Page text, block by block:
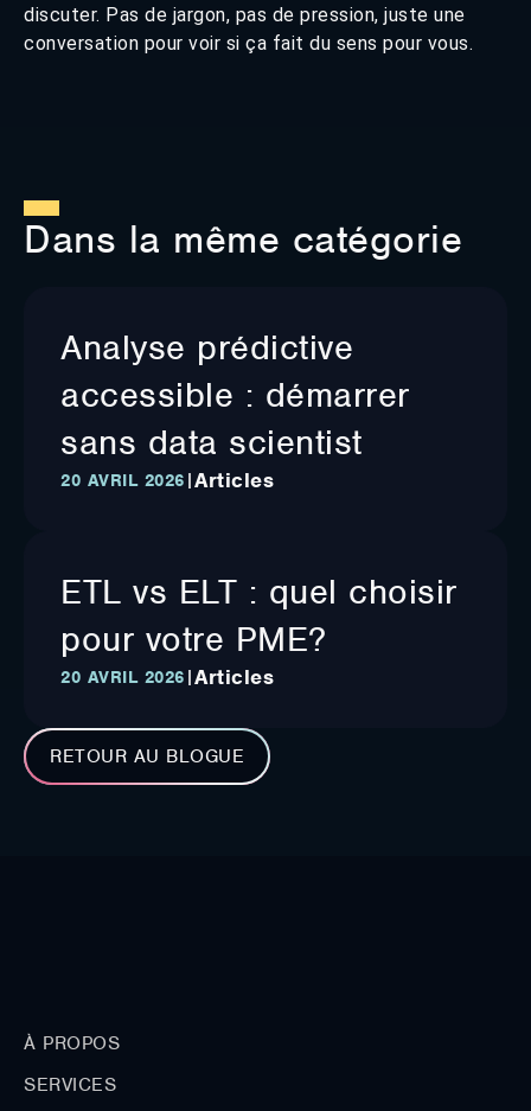
discuter. Pas de jargon, pas de pression, juste une
conversation pour voir si ça fait du sens pour vous.
Dans la même catégorie
Analyse prédictive
accessible : démarrer
sans data scientist
20 AVRIL 2026 |Articles
ETL vs ELT : quel choisir
pour votre PME?
20 AVRIL 2026 |Articles
RETOUR AU BLOGUE
À PROPOS
SERVICES